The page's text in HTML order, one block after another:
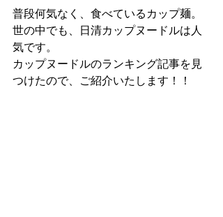
普段何気なく、食べているカップ麺。
世の中でも、日清カップヌードルは人
気です。
カップヌードルのランキング記事を見
つけたので、ご紹介いたします！！